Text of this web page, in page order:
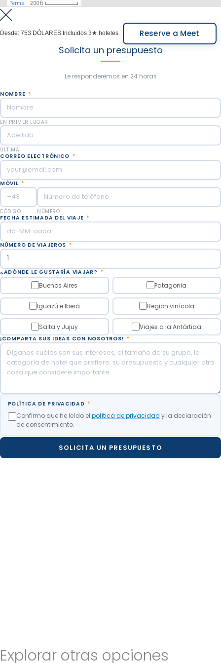
mundo y después degustaremos esos chocolates de
origen para conocer las variedades de aromas y
sabores.
Al final de la experiencia, te llevaremos al
privado - sólo conductor).
Comidas incluidas: Desayuno.
Desde: 753 DÓLARES Incluidos 3★ hoteles Reserve a Meet
Solicita un presupuesto
Le responderemos en 24 horas
NOMBRE *
EN PRIMER LUGAR
ÚLTIMA
CORREO ELECTRÓNICO *
MÓVIL *
CÓDIGO
NÚMERO
FECHA ESTIMADA DEL VIAJE *
NÚMERO DE VIAJEROS *
¿ADÓNDE LE GUSTARÍA VIAJAR? *
Buenos Aires Patagonia
Iguazú e Iberá Región vinícola
Salta y Jujuy Viajes a la Antártida
¡COMPARTA SUS IDEAS CON NOSOTROS! *
POLÍTICA DE PRIVACIDAD *
Confirmo que he leído el política de privacidad y la declaración
de consentimiento.
SOLICITA UN PRESUPUESTO
Explorar otras opciones